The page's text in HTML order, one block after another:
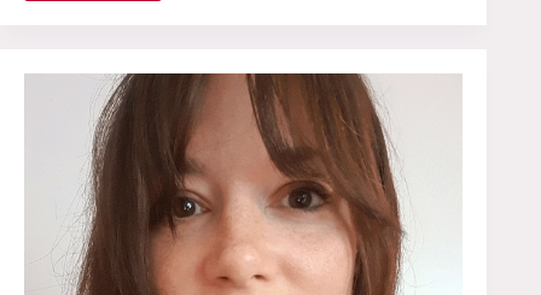
L’homophobie
en
Amérique
Latine